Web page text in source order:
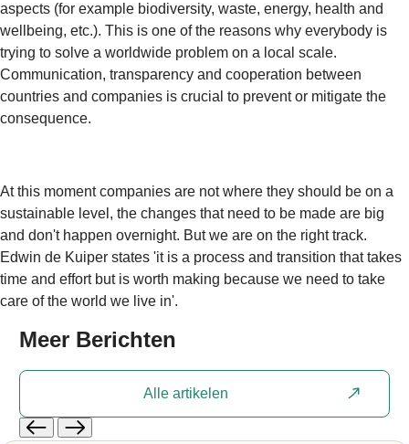
aspects (for example biodiversity, waste, energy, health and
wellbeing, etc.). This is one of the reasons why everybody is
trying to solve a worldwide problem on a local scale.
Communication, transparency and cooperation between
countries and companies is crucial to prevent or mitigate the
consequence.
At this moment companies are not where they should be on a
sustainable level, the changes that need to be made are big
and don't happen overnight. But we are on the right track.
Edwin de Kuiper states 'it is a process and transition that takes
time and effort but is worth making because we need to take
care of the world we live in'.
Meer Berichten
Alle artikelen